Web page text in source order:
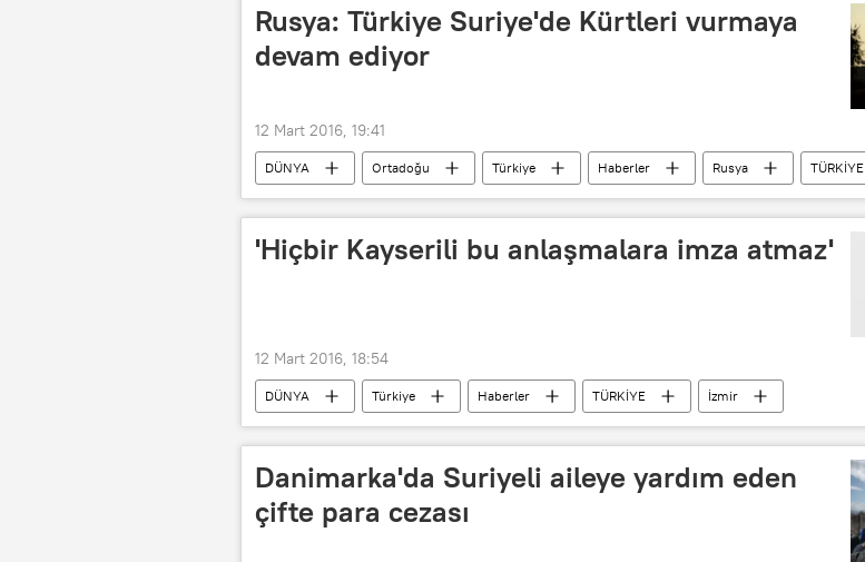
Rusya: Türkiye Suriye'de Kürtleri vurmaya
devam ediyor
12 Mart 2016, 19:41
DÜNYA Ortadoğu Türkiye Haberler Rusya
TÜRKİYE
Suriye
YPG Özgür Suriye Ordusu (ÖSO)
'Hiçbir Kayserili bu anlaşmalara imza atmaz'
12 Mart 2016, 18:54
DÜNYA Türkiye Haberler TÜRKİYE
İzmir
Kemal Kılıçdaroğlu
CHP AB Avrupa
Danimarka'da Suriyeli aileye yardım eden
çifte para cezası